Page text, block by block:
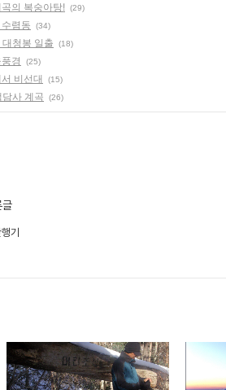
의 복숭아탕! (29)
렴동 (34)
청봉 일출 (18)
경 (25)
비선대 (15)
사 계곡 (26)
글
기